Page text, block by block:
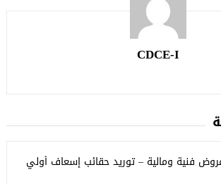
CDCE-I
فنية ومالية – توريد حقائب إسعاف أولي